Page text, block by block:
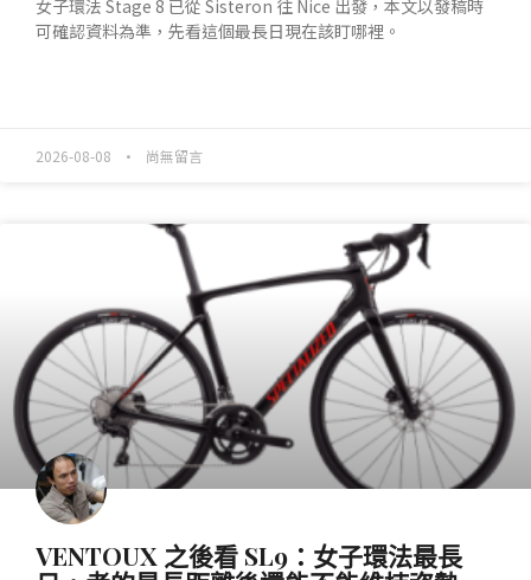
女子環法 Stage 8 已從 Sisteron 往 Nice 出發，本文以發稿時
可確認資料為準，先看這個最長日現在該盯哪裡。
2026-08-08 尚無留言
VENTOUX 之後看 SL9：女子環法最長